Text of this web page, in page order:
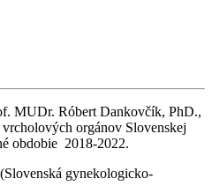
MUDr. Róbert Dankovčík, PhD.,
orgánov Slovenskej
obdobie 2018-2022.
gynekologicko-